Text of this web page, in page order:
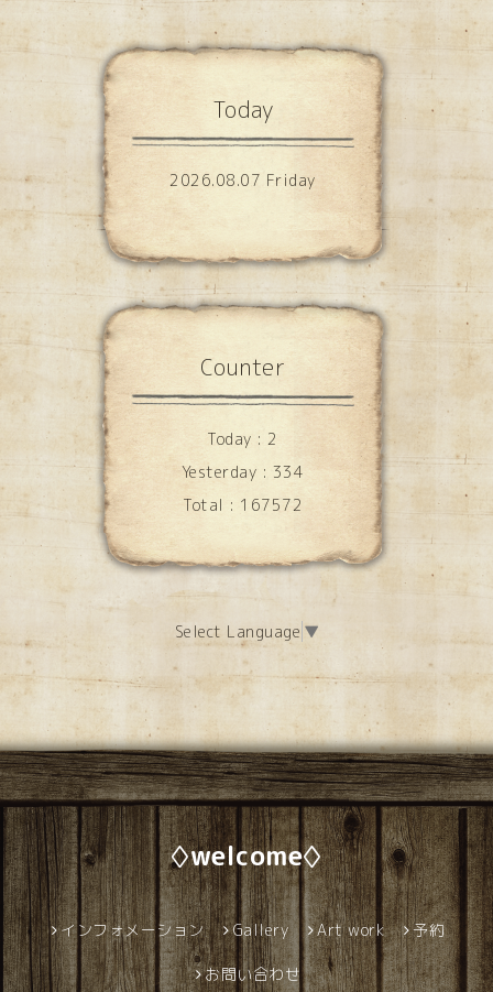
Today
2026.08.07 Friday
Counter
Today : 2
Yesterday : 334
Total : 167572
Select Language ▼
◊welcome◊
インフォメーション Gallery Art work 予約
お問い合わせ